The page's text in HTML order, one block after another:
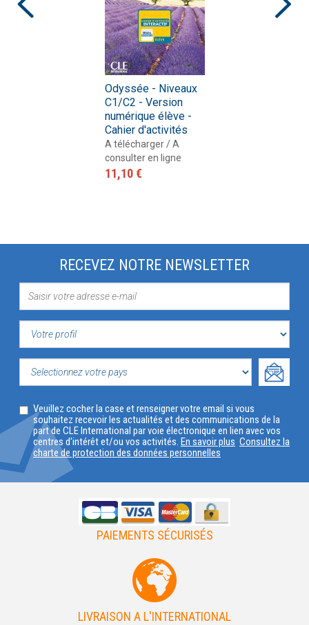
Odyssée - Niveaux
C1/C2 - Version
numérique élève -
Cahier d'activités
A télécharger / A
consulter en ligne
11,10 €
RECEVEZ NOTRE NEWSLETTER
VOTRE
PROFIL
VOTRE
PAYS
Veuillez cocher la case et renseigner votre email si vous
souhaitez recevoir les actualités et des communications de la
part de CLE International par voie électronique en lien avec vos
centres d'intérêt et/ou vos activités. En savoir plus Consultez la
charte de protection des données personnelles
PAIEMENTS SÉCURISÉS
LIVRAISON A L'INTERNATIONAL